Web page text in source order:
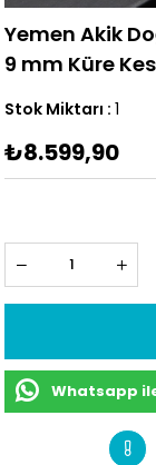
Yemen Akik
9 mm Küre
Stok Miktarı : 1
₺8.599,90
Whatsapp